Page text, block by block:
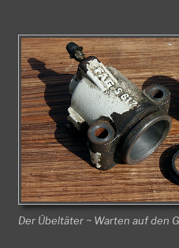
Der Übeltäter ~ Warten auf den